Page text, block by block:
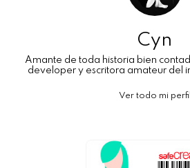
Cyn
Amante de toda historia bien
developer y escritora amateur del
Ver todo mi perfil